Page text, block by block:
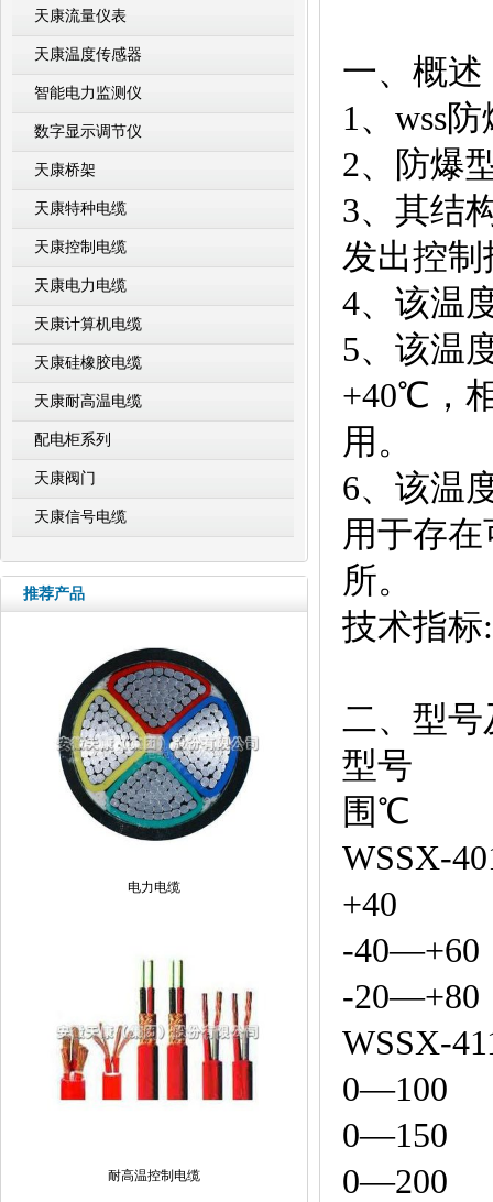
天康流量仪表
天康温度传感器
智能电力监测仪
数字显示调节仪
天康桥架
天康特种电缆
天康控制电缆
天康电力电缆
天康计算机电缆
天康硅橡胶电缆
天康耐高温电缆
配电柜系列
天康阀门
天康信号电缆
推荐产品
电力电缆
耐高温控制电缆
一、概述
1、wss
2、防爆
3、其结
发出控
4、该温
5、该温
+40℃，
用。
6、该温
用于存
所。
技术指标:
二、型号
型号
围℃
+40
-40—+60
-20—+80
0—100
0—150
0—200